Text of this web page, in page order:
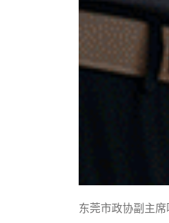
东莞市政协副主